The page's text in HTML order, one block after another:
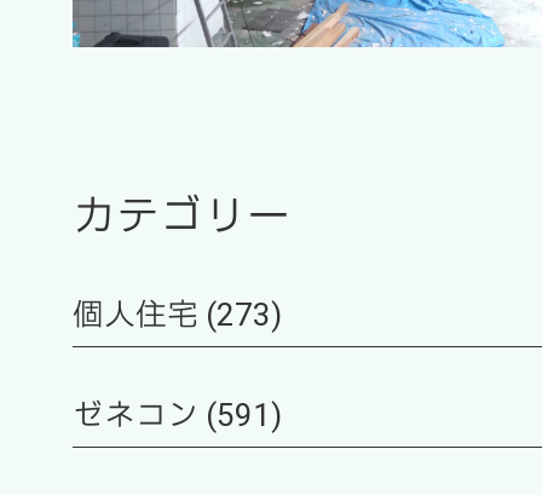
カテゴリー
個人住宅 (273)
ゼネコン (591)